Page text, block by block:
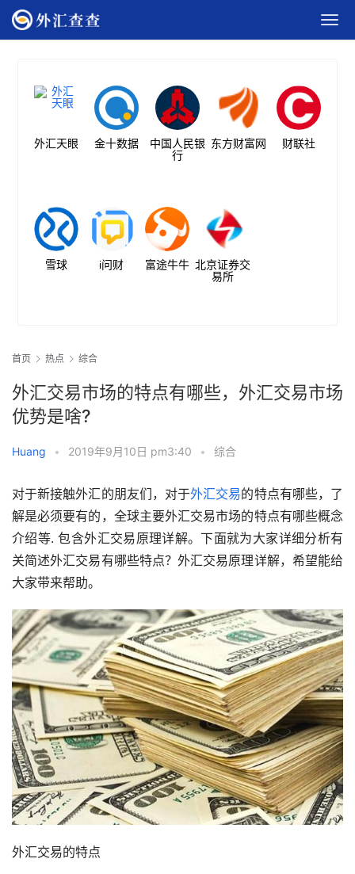
外汇天眼 金十数据
中国人民银
行
东方财富网 财联社
雪球 i问财 富途牛牛 北京证券交
易所
首页 热点 综合
外汇交易市场的特点有哪些，外汇交易市场
优势是啥?
Huang • 2019年9月10日 pm3:40 • 综合
对于新接触外汇的朋友们，对于外汇交易的特点有哪些，了
解是必须要有的，全球主要外汇交易市场的特点有哪些概念
介绍等. 包含外汇交易原理详解。下面就为大家详细分析有
关简述外汇交易有哪些特点？外汇交易原理详解，希望能给
大家带来帮助。
外汇交易的特点